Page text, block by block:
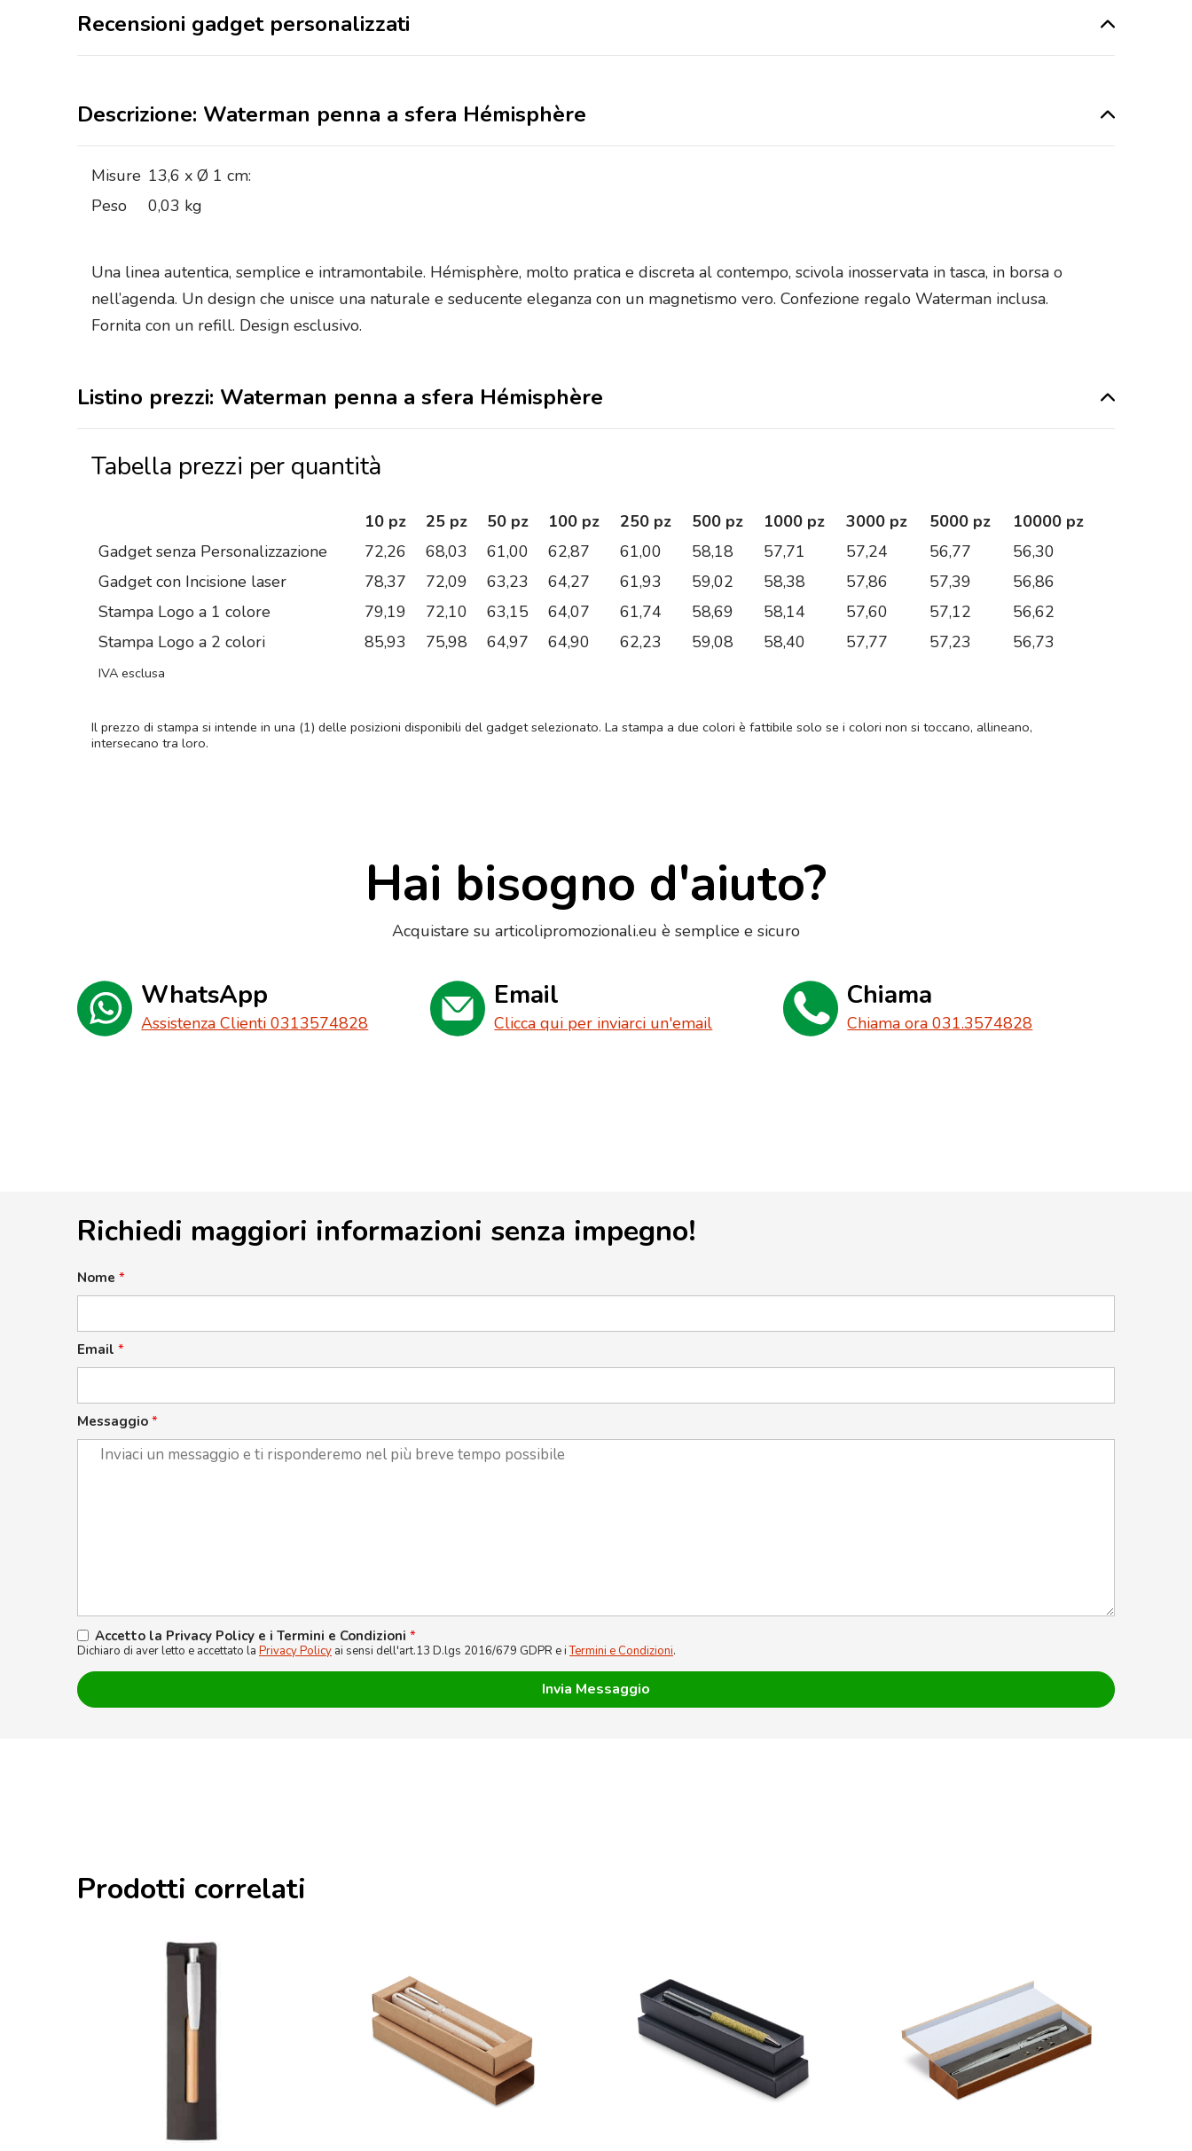
Recensioni gadget personalizzati
Descrizione: Waterman penna a sfera Hémisphère
Misure 13,6 x Ø 1 cm:
Peso
0,03 kg
Una linea autentica, semplice e intramontabile. Hémisphère, molto pratica e discreta al contempo, scivola inosservata in tasca, in borsa o
nell’agenda. Un design che unisce una naturale e seducente eleganza con un magnetismo vero. Confezione regalo Waterman inclusa.
Fornita con un refill. Design esclusivo.
Listino prezzi: Waterman penna a sfera Hémisphère
Tabella prezzi per quantità
10 pz 25 pz 50 pz 100 pz 250 pz 500 pz 1000 pz 3000 pz 5000 pz
10000 pz
Gadget senza Personalizzazione
72,26 68,03 61,00 62,87 61,00 58,18 57,71 57,24 56,77
56,30
Gadget con Incisione laser
78,37 72,09 63,23 64,27 61,93 59,02 58,38 57,86 57,39
56,86
Stampa Logo a 1 colore
79,19 72,10 63,15 64,07 61,74 58,69 58,14 57,60 57,12
56,62
Stampa Logo a 2 colori
85,93 75,98 64,97 64,90 62,23 59,08 58,40 57,77 57,23 56,73
IVA esclusa
Il prezzo di stampa si intende in una (1) delle posizioni disponibili del gadget selezionato. La stampa a due colori è fattibile solo se i colori non si toccano, allineano,
intersecano tra loro.
Hai bisogno d'aiuto?
Acquistare su articolipromozionali.eu è semplice e sicuro
WhatsApp
Assistenza Clienti 0313574828
Email
Clicca qui per inviarci un'email
Chiama
Chiama ora 031.3574828
Richiedi maggiori informazioni senza impegno!
Nome *
Email *
Messaggio *
Accetto la Privacy Policy e i Termini e Condizioni *
Dichiaro di aver letto e accettato la Privacy Policy ai sensi dell'art.13 D.lgs 2016/679 GDPR e iTermini e Condizioni.
Prodotti correlati